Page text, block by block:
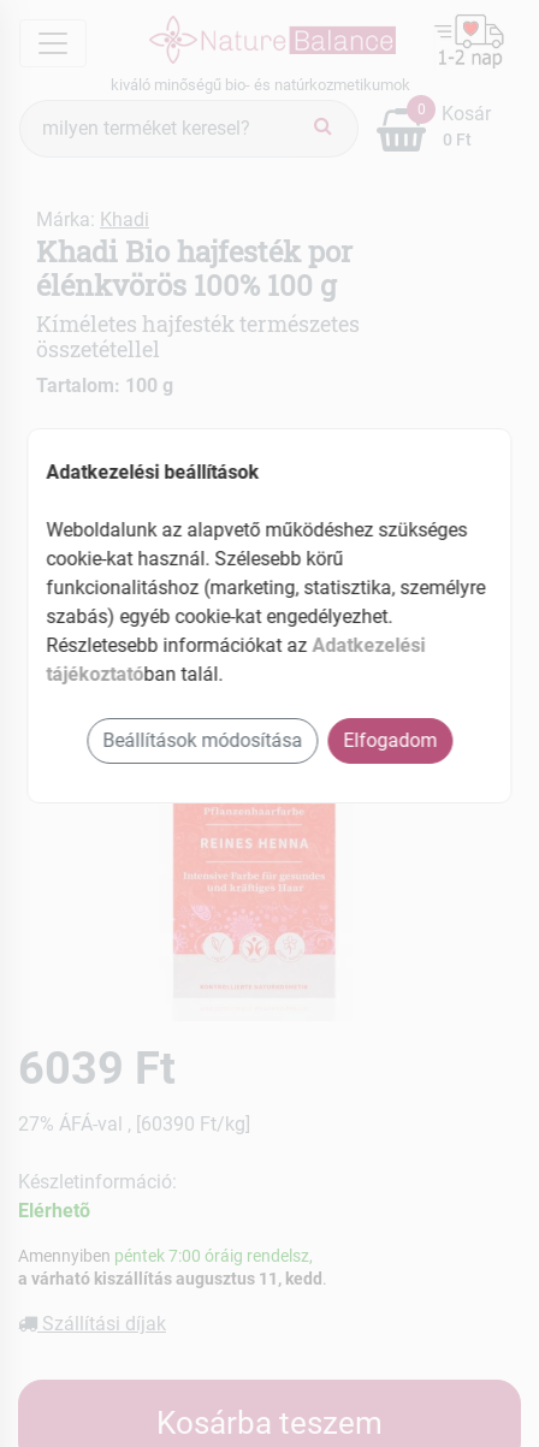
menu
kiváló minőségű bio- és natúrkozmetikumok
keresés
0
0 Ft
Kosár
Márka: Khadi
Khadi Bio hajfesték por
élénkvörös 100% 100 g
Kíméletes hajfesték természetes
összetétellel
Tartalom: 100 g
Egyedülálló ápolás
EAN: 4260378040107
6039 Ft
27% ÁFÁ-val , [60390 Ft/kg]
Készletinformáció:
Elérhetõ
Amennyiben péntek 7:00 óráig rendelsz,
a várható kiszállítás augusztus 11, kedd
Szállítási díjak
Kosárba teszem
Adatkezelési beállítások
Weboldalunk az alapvető működéshez szükséges
cookie-kat használ. Szélesebb körű
funkcionalitáshoz (marketing, statisztika, személyre
szabás) egyéb cookie-kat engedélyezhet.
Részletesebb információkat azAdatkezelési
tájékoztatóban talál.
Beállítások módosítása Elfogadom